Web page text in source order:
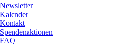
Newsletter
Kalender
Kontakt
Spendenaktionen
FAQ